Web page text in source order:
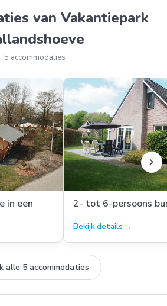
van Vakantiepark
5 accommodaties
in een
2- tot 6-persoons
Bekijk details →
chevron_right
alle 5 accommodaties